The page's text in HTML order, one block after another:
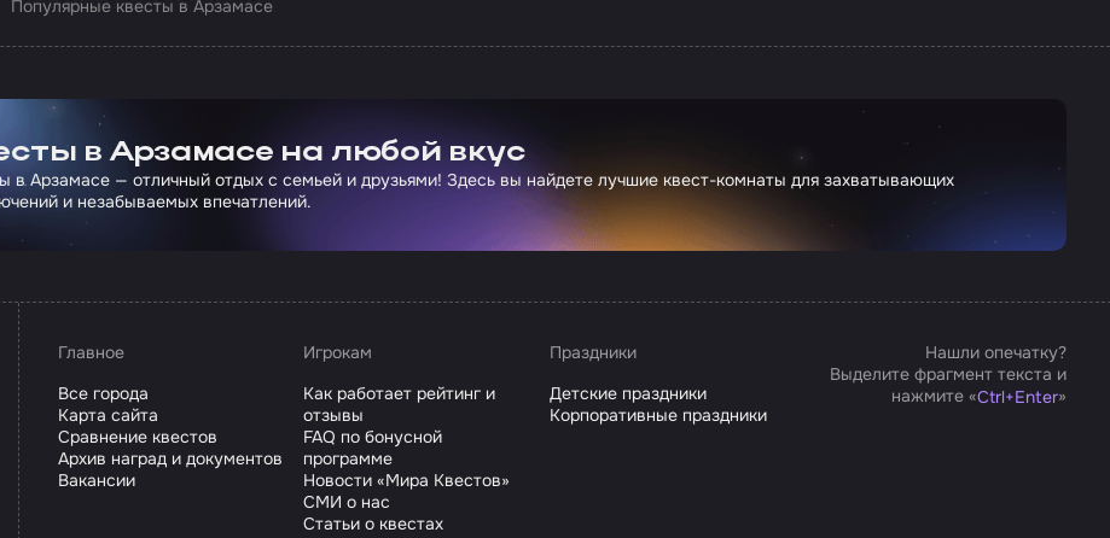
Популярные квесты в Арзамасе
Сколково
в Арзамасе на любой вкус
в Арзамасе — отличный отдых с семьей и друзьями! Здесь вы найдете лучшие квест-комнаты для захватывающих
и незабываемых впечатлений.
Главное
Все города
Карта сайта
Сравнение квестов
Архив наград и документов
Вакансии
Игрокам
Как работает рейтинг и
отзывы
FAQ по бонусной
программе
Новости «Мира Квестов»
СМИ о нас
Статьи о квестах
Праздники
Детские праздники
Корпоративные праздники
Нашли опечатку?
Выделите фрагмент текста и
нажмите «Ctrl+Enter»